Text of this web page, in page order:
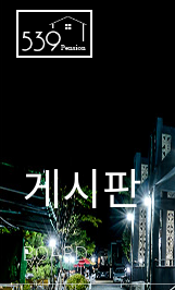
게시판
BOARD